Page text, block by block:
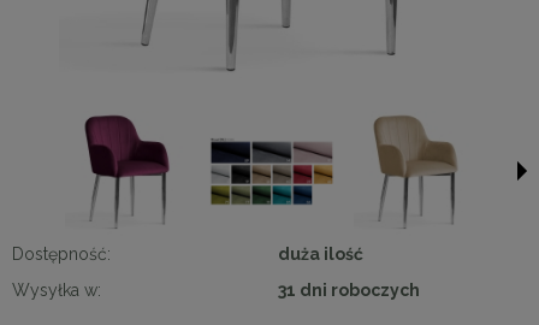
Dostępność:
duża ilość
Wysyłka w:
31 dni roboczych